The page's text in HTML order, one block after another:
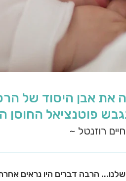
את אבן היסוד של
פוטנציאל החוסן
רוזנטל ~
הרבה דברים היו נראים